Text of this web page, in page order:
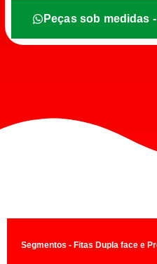
Peças sob medidas
Segmentos - Fitas Dupla face e